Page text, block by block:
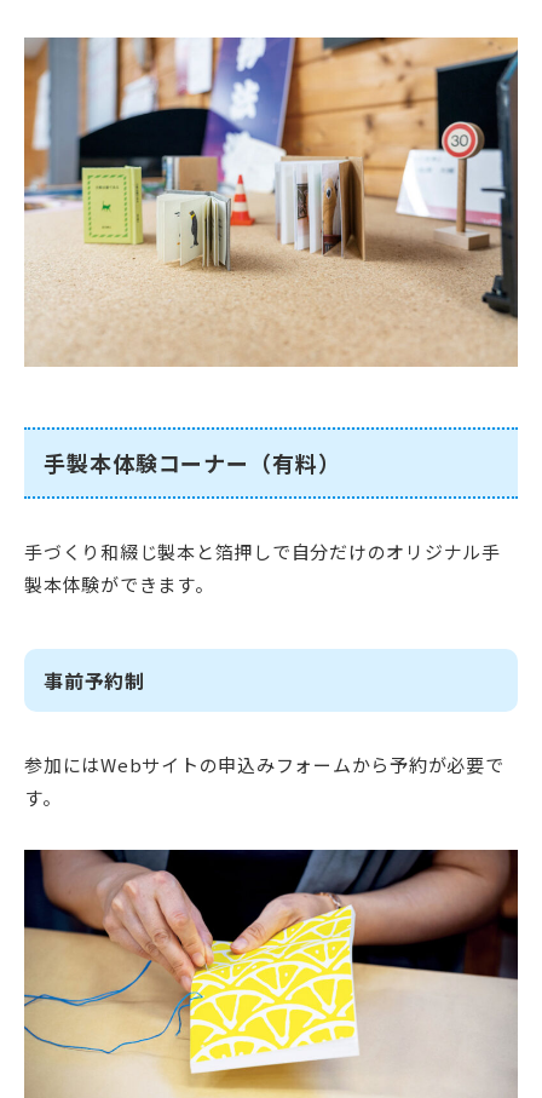
手製本体験コーナー（有料）
手づくり和綴じ製本と箔押しで自分だけのオリジナル手
製本体験ができます。
事前予約制
参加にはWebサイトの申込みフォームから予約が必要で
す。